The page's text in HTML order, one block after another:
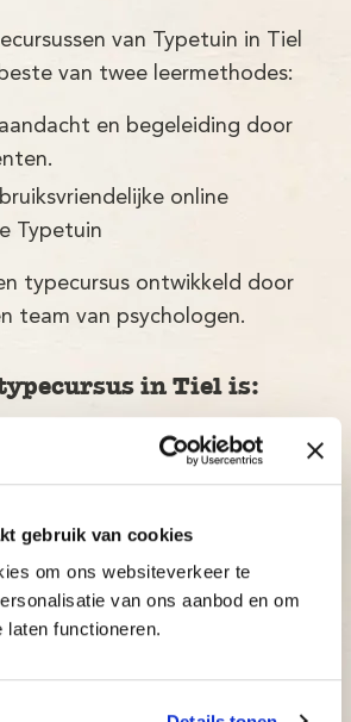
gebruik van cookies
om ons websiteverkeer te
van ons aanbod en om
laten functioneren.
van Typetuin in Tiel
van twee leermethodes:
en begeleiding door
online
Typetuin
typecursus ontwikkeld door
team van psychologen.
in Tiel is:
typecursus volgens de nieuwste
ontwikkelingen, met een
past zich direct aan
de cursist aan.
en ouders kunnen op elk
onze aantrekkelijke prijzen.